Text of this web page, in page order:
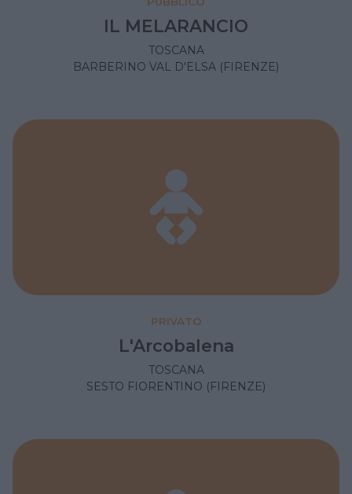
IL MELARANCIO
TOSCANA
BARBERINO VAL D'ELSA (FIRENZE)
PRIVATO
L'Arcobalena
TOSCANA
SESTO FIORENTINO (FIRENZE)